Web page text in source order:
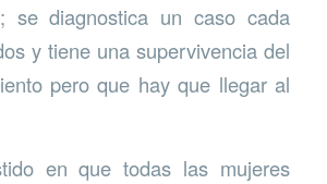
se diagnostica un caso cada
y tiene una supervivencia del
pero que hay que llegar al
en que todas las mujeres